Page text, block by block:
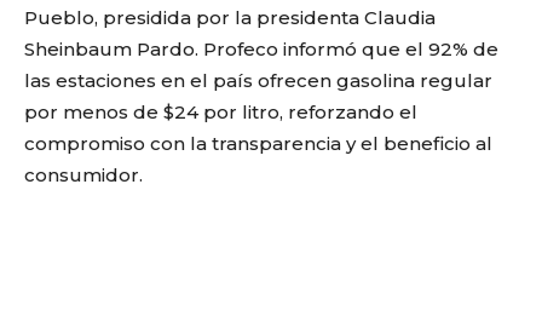
Pueblo, presidida por la presidenta Claudia
Sheinbaum Pardo. Profeco informó que el 92% de
las estaciones en el país ofrecen gasolina regular
por menos de $24 por litro, reforzando el
compromiso con la transparencia y el beneficio al
consumidor.